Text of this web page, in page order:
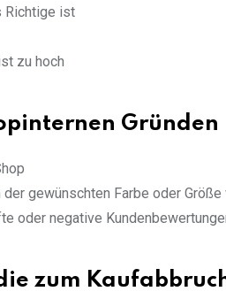
Richtige ist
zu hoch
Gründen
gewünschten Farbe oder
oder negative
zum